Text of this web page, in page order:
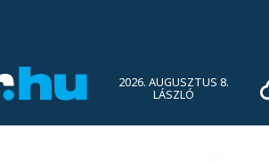
2026. AUGUSZTUS 8.
LÁSZLÓ